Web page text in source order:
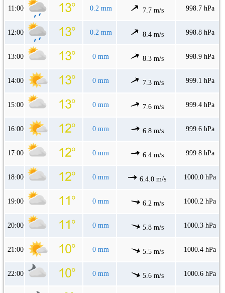
11:00 0.2 mm 7.7 m/s 998.7 hPa
12:00 0.2 mm 8.4 m/s 998.8 hPa
13:00 0 mm 8.3 m/s 998.9 hPa
14:00 0 mm 7.3 m/s 999.1 hPa
15:00 0 mm 7.6 m/s 999.4 hPa
16:00 0 mm 6.8 m/s 999.6 hPa
17:00 0 mm 6.4 m/s 999.8 hPa
18:00 0 mm 6.4.0 m/s 1000.0 hPa
19:00 0 mm 6.2 m/s 1000.2 hPa
20:00 0 mm 5.8 m/s 1000.3 hPa
21:00 0 mm 5.5 m/s 1000.4 hPa
22:00 0 mm 5.6 m/s 1000.6 hPa